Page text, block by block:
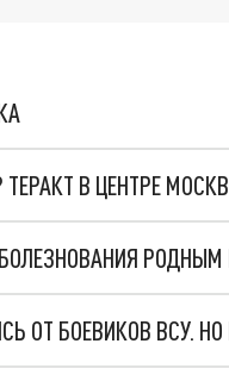
В ЦЕНТРЕ
ОТ БОЕВИКОВ ВСУ.